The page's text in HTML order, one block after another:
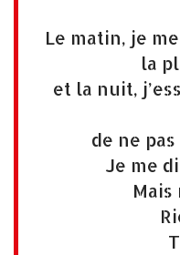
Le matin, je
la
et la nuit,
de ne
Je me
Mais